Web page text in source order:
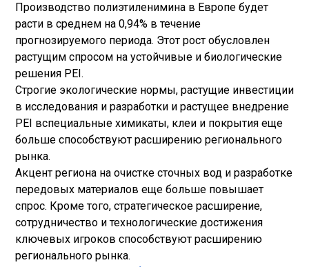
Производство полиэтиленимина в Европе будет
расти в среднем на 0,94% в течение
прогнозируемого периода. Этот рост обусловлен
растущим спросом на устойчивые и биологические
решения PEI.
Строгие экологические нормы, растущие инвестиции
в исследования и разработки и растущее внедрение
PEI вспециальные химикаты, клеи и покрытия еще
больше способствуют расширению регионального
рынка.
Акцент региона на очистке сточных вод и разработке
передовых материалов еще больше повышает
спрос. Кроме того, стратегическое расширение,
сотрудничество и технологические достижения
ключевых игроков способствуют расширению
регионального рынка.